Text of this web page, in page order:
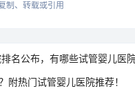
制、转载或引用
名公布，有哪些试管婴儿医
附热门试管婴儿医院推荐！